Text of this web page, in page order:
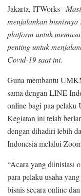
Jakarta, ITWorks –
menjalankan
platform untuk
penting untuk
Covid-19 saat ini.
Guna membantu
sama dengan LINE
online bagi paa
Kegiatan ini telah
dengan dihadiri lebih
Indonesia melalui
“Acara yang diinisiasi
para pelaku usaha
bisnis secara online